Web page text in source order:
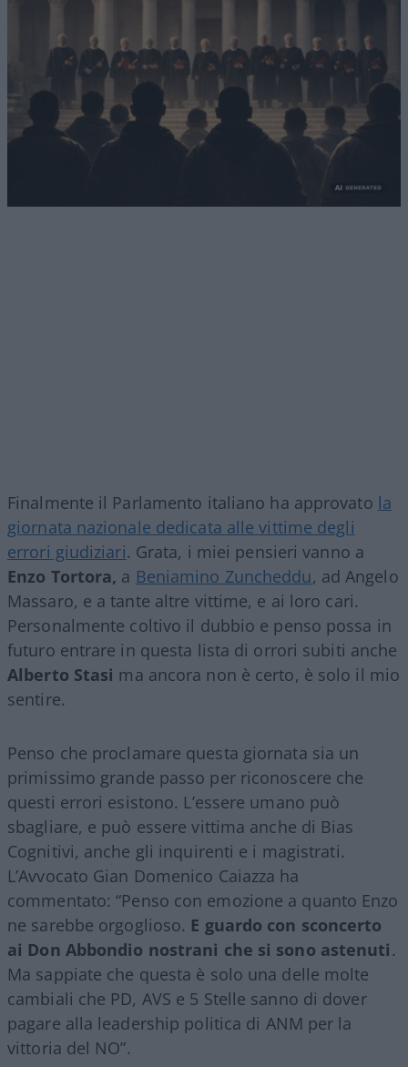
Finalmente il Parlamento italiano ha approvato la
giornata nazionale dedicata alle vittime degli
errori giudiziari. Grata, i miei pensieri vanno a
Enzo Tortora, a Beniamino Zuncheddu, ad Angelo
Massaro, e a tante altre vittime, e ai loro cari.
Personalmente coltivo il dubbio e penso possa in
futuro entrare in questa lista di orrori subiti anche
Alberto Stasi ma ancora non è certo, è solo il mio
sentire.
Penso che proclamare questa giornata sia un
primissimo grande passo per riconoscere che
questi errori esistono. L’essere umano può
sbagliare, e può essere vittima anche di Bias
Cognitivi, anche gli inquirenti e i magistrati.
L’Avvocato Gian Domenico Caiazza ha
commentato: “Penso con emozione a quanto Enzo
ne sarebbe orgoglioso. E guardo con sconcerto
ai Don Abbondio nostrani che si sono astenuti.
Ma sappiate che questa è solo una delle molte
cambiali che PD, AVS e 5 Stelle sanno di dover
pagare alla leadership politica di ANM per la
vittoria del NO”.